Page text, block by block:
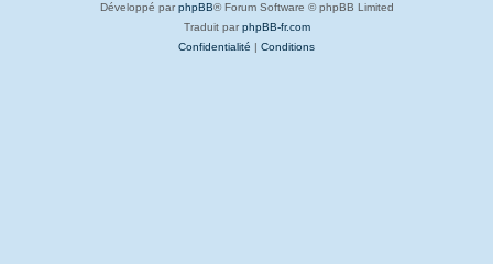
Développé par phpBB® Forum Software © phpBB Limited
Traduit par phpBB-fr.com
Confidentialité | Conditions